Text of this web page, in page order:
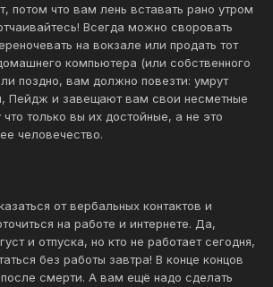
потом что вам лень вставать рано утром
Всегда можно своровать
на вокзале или продать тот
компьютера (или собственного
поздно, вам должно повезти: умрут
Пейдж и завещают вам свои несметные
только вы их достойные, а не это
человечество.
от вербальных контактов и
на работе и интернете. Да,
и отпуска, но кто не работает сегодня,
без работы завтра! В конце концов
смерти. А вам ещё надо сделать